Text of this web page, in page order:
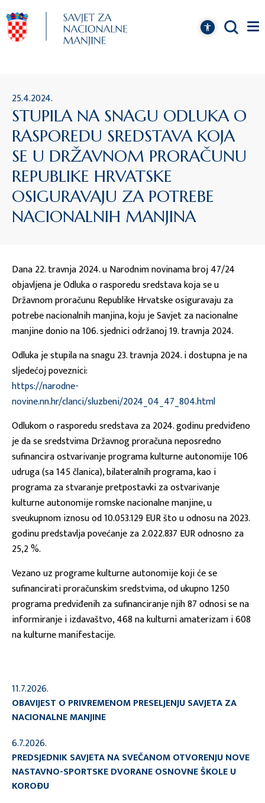
25.4.2024.
STUPILA NA SNAGU ODLUKA O
RASPOREDU SREDSTAVA KOJA
SE U DRŽAVNOM PRORAČUNU
REPUBLIKE HRVATSKE
OSIGURAVAJU ZA POTREBE
NACIONALNIH MANJINA
Dana 22. travnja 2024. u Narodnim novinama broj 47/24
objavljena je Odluka o rasporedu sredstava koja se u
Državnom proračunu Republike Hrvatske osiguravaju za
potrebe nacionalnih manjina, koju je Savjet za nacionalne
manjine donio na 106. sjednici održanoj 19. travnja 2024.
Odluka je stupila na snagu 23. travnja 2024. i dostupna je na
sljedećoj poveznici:
https://narodne-
novine.nn.hr/clanci/sluzbeni/2024_04_47_804.html
Odlukom o rasporedu sredstava za 2024. godinu predviđeno
je da se sredstvima Državnog proračuna neposredno
sufinancira ostvarivanje programa kulturne autonomije 106
udruga (sa 145 članica), bilateralnih programa, kao i
programa za stvaranje pretpostavki za ostvarivanje
kulturne autonomije romske nacionalne manjine, u
sveukupnom iznosu od 10.053.129 EUR što u odnosu na 2023.
godinu predstavlja povećanje za 2.022.837 EUR odnosno za
25,2 %.
Vezano uz programe kulturne autonomije koji će se
sufinancirati proračunskim sredstvima, od ukupno 1250
programa predviđenih za sufinanciranje njih 87 odnosi se na
informiranje i izdavaštvo, 468 na kulturni amaterizam i 608
na kulturne manifestacije.
11.7.2026.
OBAVIJEST O PRIVREMENOM PRESELJENJU SAVJETA ZA
NACIONALNE MANJINE
6.7.2026.
PREDSJEDNIK SAVJETA NA SVEČANOM OTVORENJU NOVE
NASTAVNO-SPORTSKE DVORANE OSNOVNE ŠKOLE U
KOROĐU